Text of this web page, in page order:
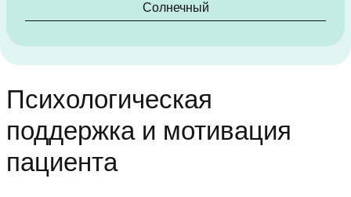
Солнечный
Психологическая
поддержка и мотивация
пациента